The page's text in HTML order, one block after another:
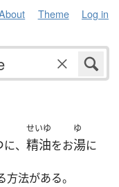
Theme Log in
に、
せいゆ
精油をお
ゆ
湯に
法がある。